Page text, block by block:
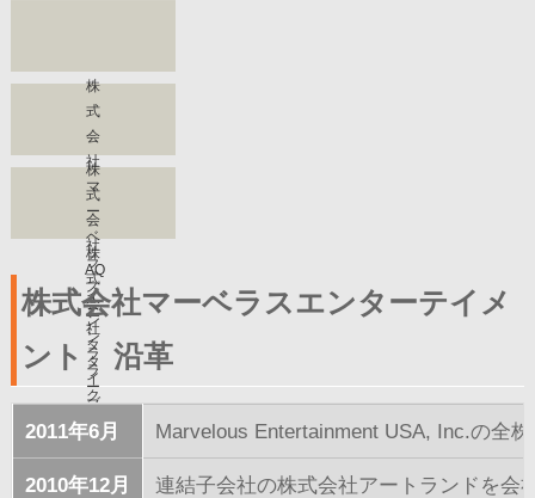
株
式
会
社
マ
ー
ベ
ラ
ス
エ
ン
タ
ー
イ
メ
ン
株
式
会
社
AQ
イ
ン
タ
ラ
ク
テ
ィ
株
式
会
社
ラ
イ
ブ
ウ
ェ
ア
株式会社マーベラスエンターテイメ
ント 沿革
2011年6月 Marvelous Entertainment USA, Inc.の全
2010年12月 連結子会社の株式会社アートランドを会